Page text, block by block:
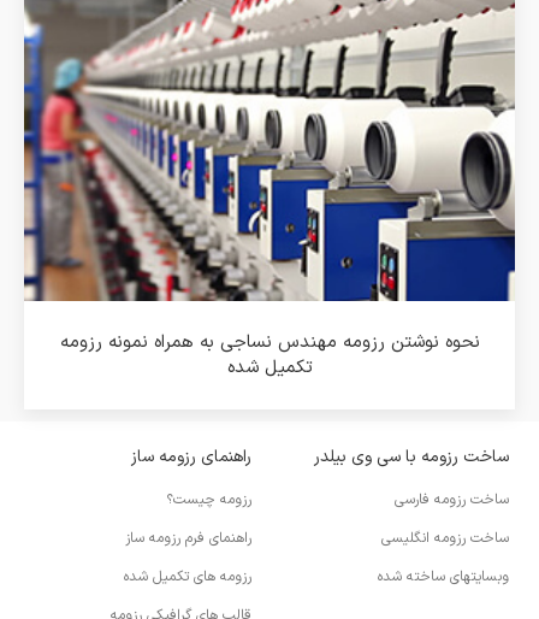
نحوه نوشتن رزومه مهندس نساجی به همراه نمونه رزومه
تکمیل شده
ساخت رزومه با سی وی بیلدر
ساخت رزومه فارسی
ساخت رزومه انگلیسی
وبسایتهای ساخته شده
راهنمای رزومه ساز
رزومه چیست؟
راهنمای فرم رزومه ساز
رزومه های تکمیل شده